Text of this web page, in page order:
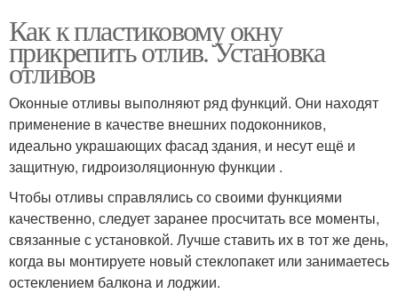
Как к пластиковому окну
прикрепить отлив. Установка
отливов
Оконные отливы выполняют ряд функций. Они находят
применение в качестве внешних подоконников,
идеально украшающих фасад здания, и несут ещё и
защитную, гидроизоляционную функции .
Чтобы отливы справлялись со своими функциями
качественно, следует заранее просчитать все моменты,
связанные с установкой. Лучше ставить их в тот же день,
когда вы монтируете новый стеклопакет или занимаетесь
остеклением балкона и лоджии.